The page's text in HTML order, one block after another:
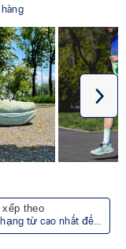
nghệ nhuộm
nước sử dụng
so với công nghệ